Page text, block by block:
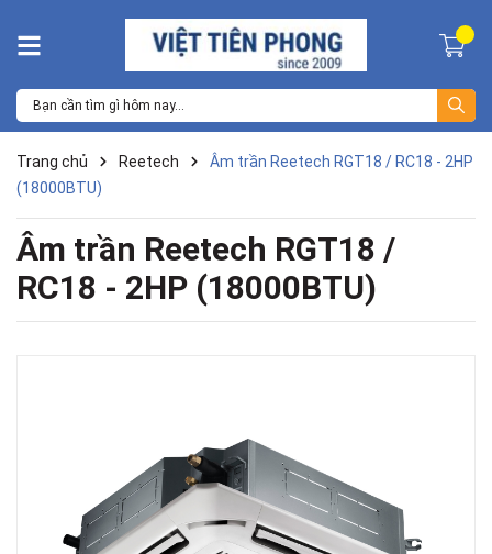
Trang chủ Reetech
Âm trần Reetech RGT18 / RC18 - 2HP
(18000BTU)
Âm trần Reetech RGT18 /
RC18 - 2HP (18000BTU)